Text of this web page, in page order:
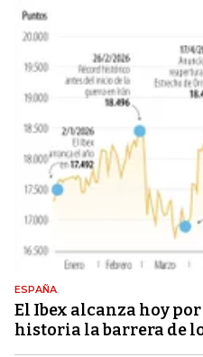
ESPAÑA
El Ibex alcanza hoy
historia la barrera de